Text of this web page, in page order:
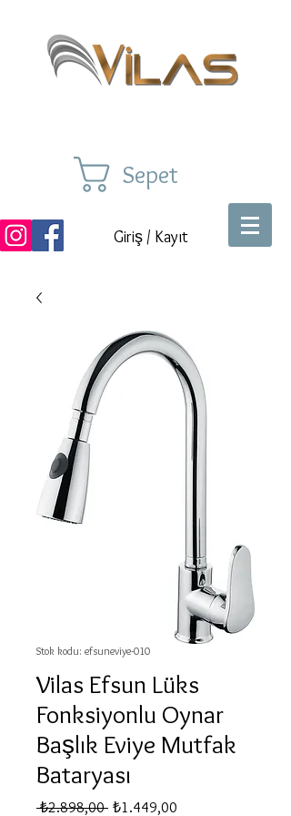
Sepet
Giriş / Kayıt
Stok kodu: efsuneviye-010
Vilas Efsun Lüks
Fonksiyonlu Oynar
Başlık Eviye Mutfak
Bataryası
₺2.898,00 Normal
₺1.449,00